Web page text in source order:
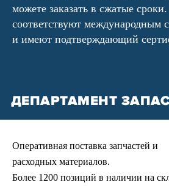
можете заказать в сжатые
соответствуют международным
и имеют подтверждающий
ДЕПАРТАМЕНТ
Оперативная поставка запчастей и
расходных материалов.
Более 1200 позиций в наличии на